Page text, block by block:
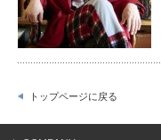
トップページに戻る